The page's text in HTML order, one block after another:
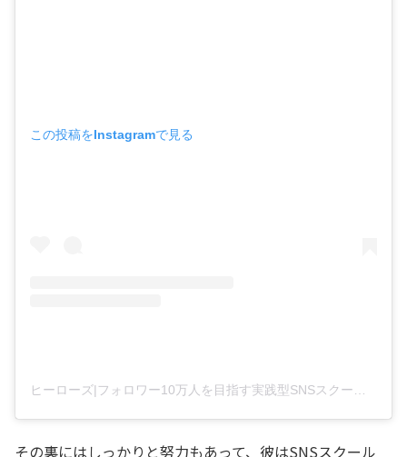
この投稿をInstagramで見る
その裏にはしっかりと努力もあって、彼はSNSスクール